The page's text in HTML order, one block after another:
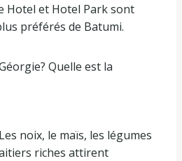
Hotel et Hotel Park sont
préférés de Batumi.
Quelle est la
noix, le maïs, les légumes
riches attirent